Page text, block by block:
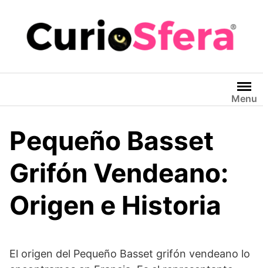
contenido
Menu
Pequeño Basset
Grifón Vendeano:
Origen e Historia
El origen del Pequeño Basset grifón vendeano lo